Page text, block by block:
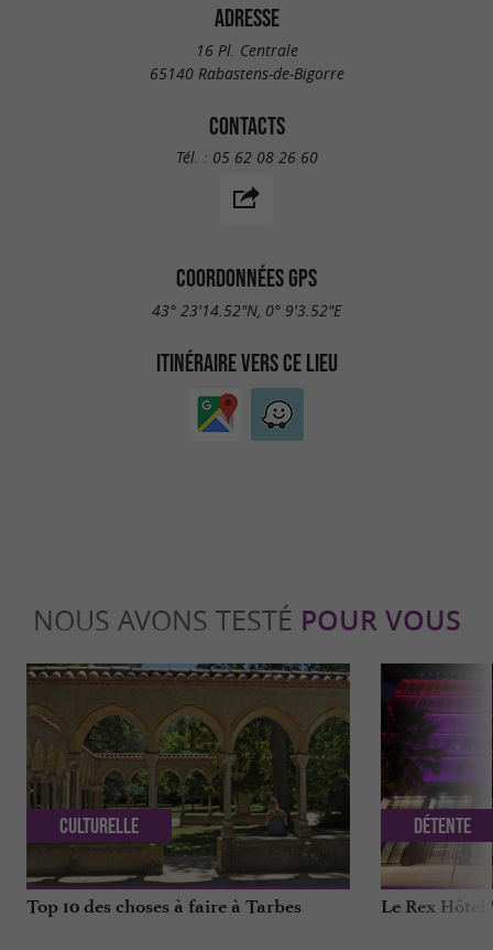
ADRESSE
16 Pl. Centrale
65140 Rabastens-de-Bigorre
CONTACTS
Tél. : 05 62 08 26 60
COORDONNÉES GPS
43° 23'14.52"N, 0° 9'3.52"E
ITINÉRAIRE VERS CE LIEU
NOUS AVONS TESTÉ POUR VOUS
Top 10 des choses à faire à Tarbes
Culturelle
Le Rex Hôtel
Détente